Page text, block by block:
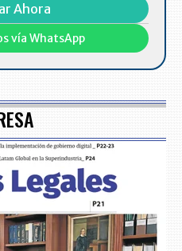
Ahora
vía WhatsApp